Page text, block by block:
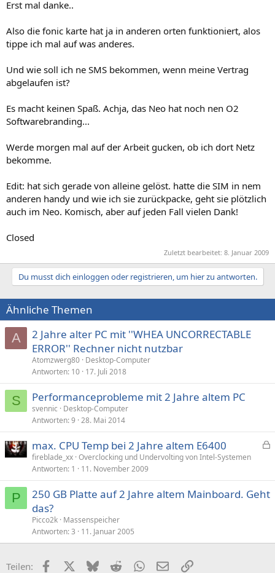
Erst mal danke..
Also die fonic karte hat ja in anderen orten funktioniert, alos
tippe ich mal auf was anderes.
Und wie soll ich ne SMS bekommen, wenn meine Vertrag
abgelaufen ist?
Es macht keinen Spaß. Achja, das Neo hat noch nen O2
Softwarebranding...
Werde morgen mal auf der Arbeit gucken, ob ich dort Netz
bekomme.
Edit: hat sich gerade von alleine gelöst. hatte die SIM in nem
anderen handy und wie ich sie zurückpacke, geht sie plötzlich
auch im Neo. Komisch, aber auf jeden Fall vielen Dank!
Closed
Zuletzt bearbeitet: 8. Januar 2009
Du musst dich einloggen oder registrieren, um hier zu antworten.
Ähnliche Themen
A
2 Jahre alter PC mit ''WHEA UNCORRECTABLE
ERROR'' Rechner nicht nutzbar
Atomzwerg80 Desktop-Computer
Antworten 10 17. Juli 2018
S Performanceprobleme mit 2 Jahre altem PC
svennic
Desktop-Computer
Antworten 9 28. Mai 2014
p
e
max. CPU Temp bei 2 Jahre altem E6400
fireblade_xx Overclocking und Undervolting von Intel-Systemen
Antworten 1 11. November 2009
P
250 GB Platte auf 2 Jahre altem Mainboard. Geht
das?
Picco2k Massenspeicher
Antworten 3 11. Januar 2005
Teilen: FacebookX (Twitter)
BlueskyRedditWhatsApp
E-MailLink